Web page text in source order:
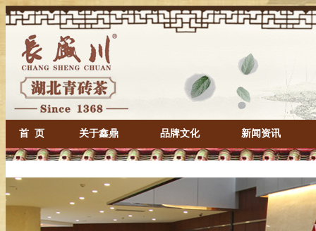
首 页 关于鑫鼎 品牌文化 新闻资讯